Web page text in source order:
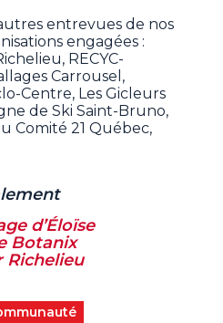
entrevues de nos
engagées :
RECYC-
Carrousel,
Centre, Les Gicleurs
de Ski Saint-Bruno,
Comité 21 Québec,
d’Éloïse
Botanix
Richelieu